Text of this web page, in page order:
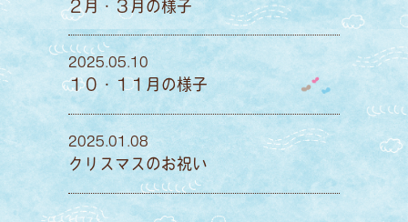
２月・３月の様子
2025.05.10
１０・１１月の様子
2025.01.08
クリスマスのお祝い